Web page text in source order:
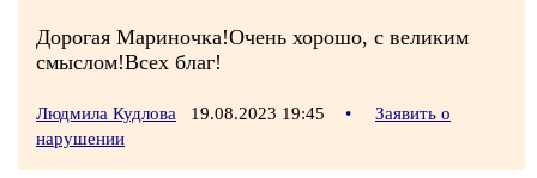
Дорогая Мариночка!Очень хорошо, с великим
смыслом!Всех благ!
Людмила Кудлова 19.08.2023 19:45 •
Заявить о
нарушении